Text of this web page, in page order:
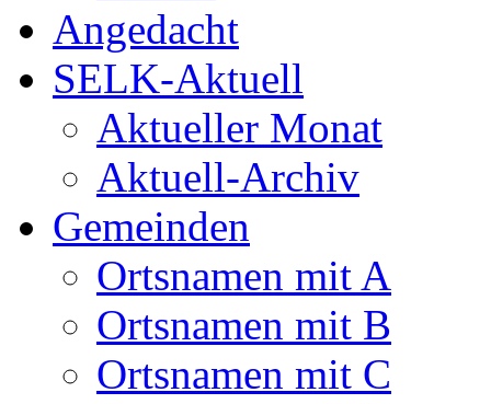
Angedacht
SELK-Aktuell
Aktueller Monat
Aktuell-Archiv
Gemeinden
Ortsnamen mit A
Ortsnamen mit B
Ortsnamen mit C